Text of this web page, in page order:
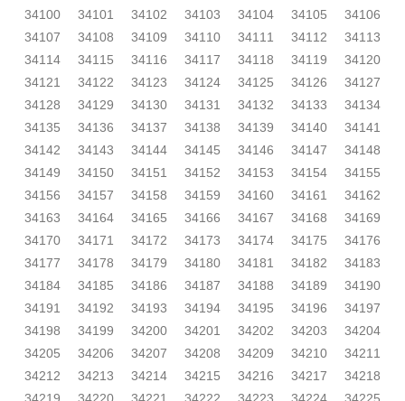
34100
34101 34102 34103 34104 34105
34106
34107
34108 34109 34110 34111 34112
34113
34114
34115 34116 34117 34118 34119
34120
34121
34122 34123 34124 34125 34126
34127
34128
34129 34130 34131 34132 34133
34134
34135
34136 34137 34138 34139 34140
34141
34142
34143 34144 34145 34146 34147
34148
34149
34150 34151 34152 34153 34154
34155
34156
34157 34158 34159 34160 34161
34162
34163
34164 34165 34166 34167 34168
34169
34170
34171 34172 34173 34174 34175
34176
34177
34178 34179 34180 34181 34182
34183
34184
34185 34186 34187 34188 34189
34190
34191
34192 34193 34194 34195 34196
34197
34198
34199 34200 34201 34202 34203
34204
34205
34206 34207 34208 34209 34210
34211
34212
34213 34214 34215 34216 34217
34218